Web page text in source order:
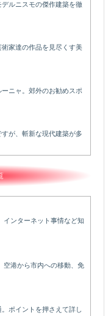
ルニスモの傑作建築を徹
家達の作品を見尽くす美
ニャ。郊外のお勧めスポ
が、斬新な現代建築が多
インターネット事情など知
空港から市内への移動、免
ポイントを押さえて詳し